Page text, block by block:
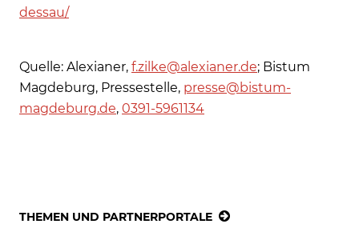
dessau/
Quelle: Alexianer, f.zilke@alexianer.de; Bistum
Magdeburg, Pressestelle, presse@bistum-
magdeburg.de, 0391-5961134
THEMEN UND PARTNERPORTALE